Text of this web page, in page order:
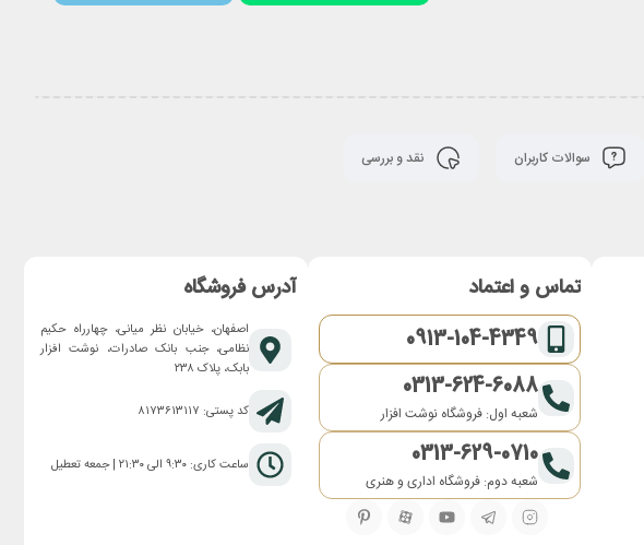
سوالات کاربران نقد و بررسی
تماس و اعتماد
0913-104-4349
0313-624-6088
شعبه اول: فروشگاه نوشت افزار
0313-629-0710
شعبه دوم: فروشگاه اداری و هنری
آدرس فروشگاه
اصفهان، خیابان نظر میانی، چهارراه حکیم
نظامی، جنب بانک صادرات، نوشت افزار
بابک، پلاک ۲۳۸
کد پستی: ۸۱۷۳۶۱۳۱۱۷
ساعت کاری: ۹:۳۰ الی ۲۱:۳۰ | جمعه تعطیل